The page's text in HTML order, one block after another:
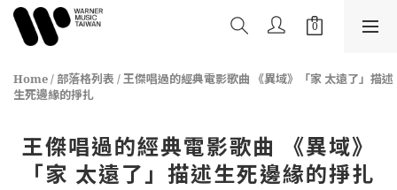
Home/ 部落格列表 /王傑唱過的經典電影歌曲 《異域》「家 太遠了」描述
生死邊緣的掙扎
王傑唱過的經典電影歌曲 《異域》
「家 太遠了」描述生死邊緣的掙扎